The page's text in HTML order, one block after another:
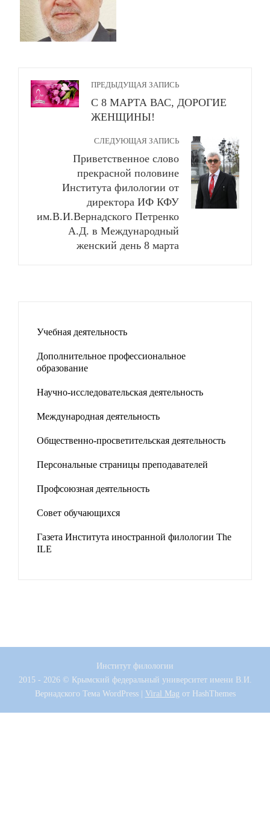
ПРЕДЫДУЩАЯ ЗАПИСЬ
С 8 МАРТА ВАС, ДОРОГИЕ
ЖЕНЩИНЫ!
СЛЕДУЮЩАЯ ЗАПИСЬ
Приветственное слово
прекрасной половине
Института филологии от
директора ИФ КФУ
им.В.И.Вернадского Петренко
А.Д. в Международный
женский день 8 марта
Учебная деятельность
Дополнительное профессиональное
образование
Научно-исследовательская деятельность
Международная деятельность
Общественно-просветительская деятельность
Персональные страницы преподавателей
Профсоюзная деятельность
Совет обучающихся
Газета Института иностранной филологии The
ILE
Институт филологии
2015 - 2026 © Крымский федеральный университет имени В.И.
ВернадскогоТема WordPress | Viral Mag от HashThemes